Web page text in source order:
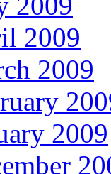
2009
2009
2009